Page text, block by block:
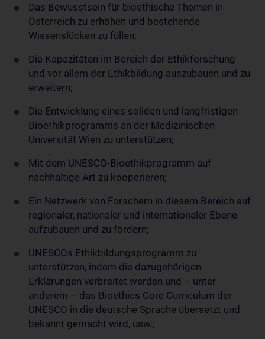
Das Bewusstsein für bioethische Themen in
Österreich zu erhöhen und bestehende
Wissenslücken zu füllen;
Die Kapazitäten im Bereich der Ethikforschung
und vor allem der Ethikbildung auszubauen und zu
erweitern;
Die Entwicklung eines soliden und langfristigen
Bioethikprogramms an der Medizinischen
Universität Wien zu unterstützen;
Mit dem UNESCO-Bioethikprogramm auf
nachhaltige Art zu kooperieren;
Ein Netzwerk von Forschern in diesem Bereich auf
regionaler, nationaler und internationaler Ebene
aufzubauen und zu fördern;
UNESCOs Ethikbildungsprogramm zu
unterstützen, indem die dazugehörigen
Erklärungen verbreitet werden und – unter
anderem – das Bioethics Core Curriculum der
UNESCO in die deutsche Sprache übersetzt und
bekannt gemacht wird, usw.;